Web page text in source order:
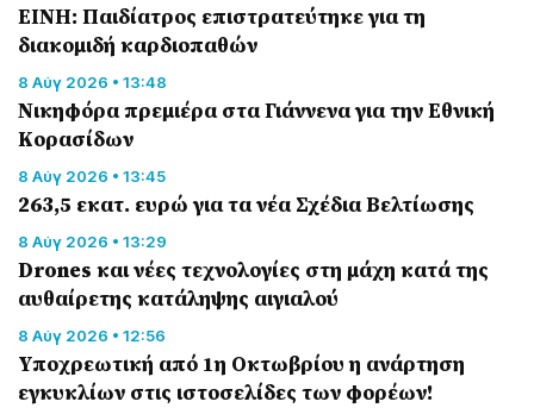
ΕΙΝΗ: Παιδίατρος επιστρατεύτηκε για τη
διακομιδή καρδιοπαθών
8 Αύγ 2026 • 13:48
Nικηφόρα πρεμιέρα στα Γιάννενα για την Εθνική
Κορασίδων
8 Αύγ 2026 • 13:45
263,5 εκατ. ευρώ για τα νέα Σχέδια Βελτίωσης
8 Αύγ 2026 • 13:29
Drones και νέες τεχνολογίες στη μάχη κατά της
αυθαίρετης κατάληψης αιγιαλού
8 Αύγ 2026 • 12:56
Υποχρεωτική από 1η Οκτωβρίου η ανάρτηση
εγκυκλίων στις ιστοσελίδες των φορέων!